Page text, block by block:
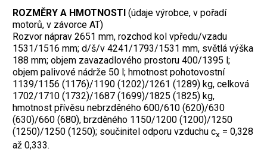
ROZMĚRY A HMOTNOSTI (údaje výrobce, v pořadí
motorů, v závorce AT)
Rozvor náprav 2651 mm, rozchod kol vpředu/vzadu
1531/1516 mm; d/š/v 4241/1793/1531 mm, světlá výška
188 mm; objem zavazadlového prostoru 400/1395 l;
objem palivové nádrže 50 l; hmotnost pohotovostní
1139/1156 (1176)/1190 (1202)/1261 (1289) kg, celková
1702/1710 (1732)/1687 (1699)/1825 (1825) kg,
hmotnost přívěsu nebrzděného 600/610 (620)/630
(630)/660 (680), brzděného 1150/1200 (1200)/1250
(1250)/1250 (1250); součinitel odporu vzduchu cx = 0,328
až 0,333.